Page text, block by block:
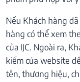
Nếu Khách hàng
hàng có thể xem
của IJC. Ngoài ra,
kiếm của website
tên, thương hiệu,